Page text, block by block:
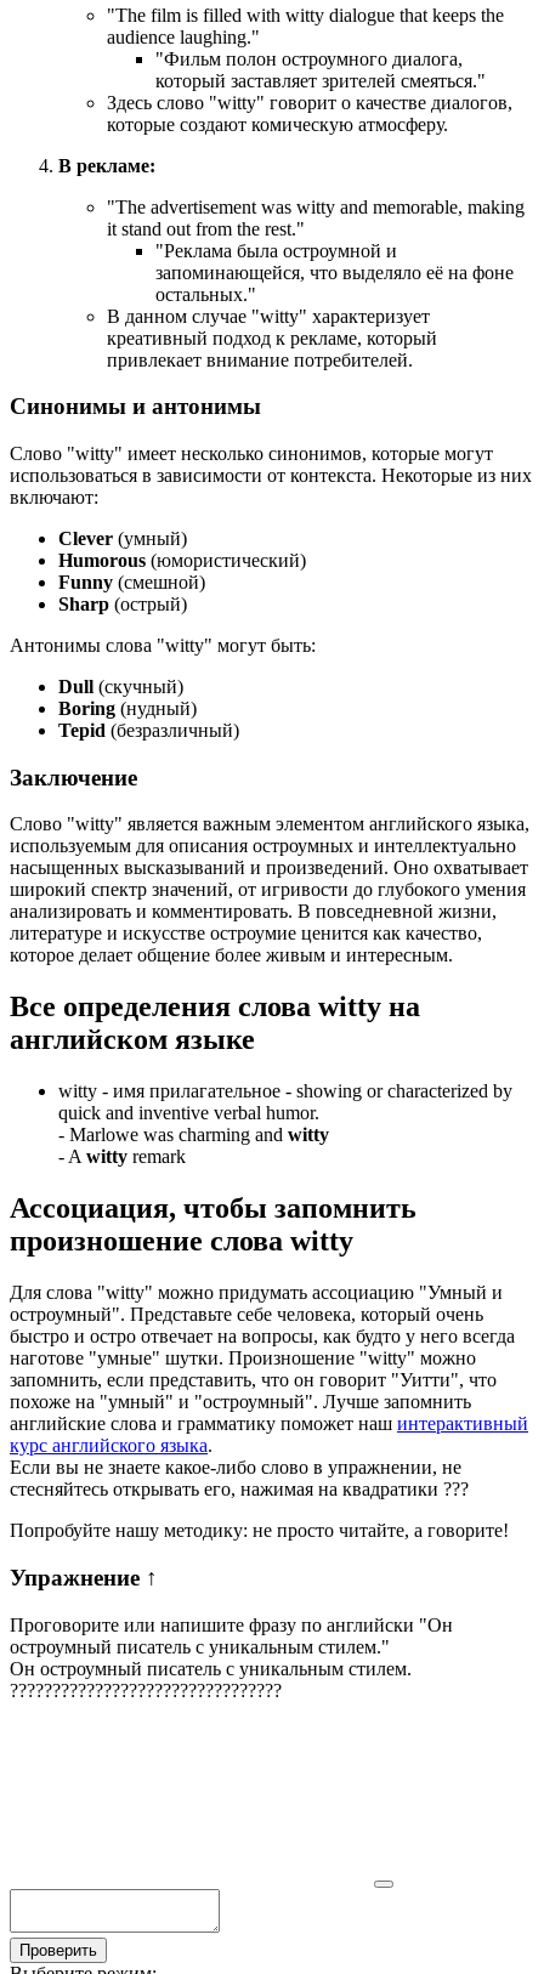
"The film is filled with witty dialogue that keeps the
audience laughing."
"Фильм полон остроумного диалога,
который заставляет зрителей смеяться."
Здесь слово "witty" говорит о качестве диалогов,
которые создают комическую атмосферу.
В рекламе:
"The advertisement was witty and memorable, making
it stand out from the rest."
"Реклама была остроумной и
запоминающейся, что выделяло её на фоне
остальных."
В данном случае "witty" характеризует
креативный подход к рекламе, который
привлекает внимание потребителей.
Синонимы и антонимы
Слово "witty" имеет несколько синонимов, которые могут
использоваться в зависимости от контекста. Некоторые из них
включают:
Clever (умный)
Humorous (юмористический)
Funny (смешной)
Sharp (острый)
Антонимы слова "witty" могут быть:
Dull (скучный)
Boring (нудный)
Tepid (безразличный)
Заключение
Слово "witty" является важным элементом английского языка,
используемым для описания остроумных и интеллектуально
насыщенных высказываний и произведений. Оно охватывает
широкий спектр значений, от игривости до глубокого умения
анализировать и комментировать. В повседневной жизни,
литературе и искусстве остроумие ценится как качество,
которое делает общение более живым и интересным.
Все определения слова witty на
английском языке
witty - имя прилагательное - showing or characterized by
quick and inventive verbal humor.
- Marlowe was charming and witty
- A witty remark
Ассоциация, чтобы запомнить
произношение слова witty
Для слова "witty" можно придумать ассоциацию "Умный и
остроумный". Представьте себе человека, который очень
быстро и остро отвечает на вопросы, как будто у него всегда
наготове "умные" шутки. Произношение "witty" можно
запомнить, если представить, что он говорит "Уитти", что
похоже на "умный" и "остроумный". Лучше запомнить
английские слова и грамматику поможет наш интерактивный
курс английского языка.
Если вы не знаете какое-либо слово в упражнении, не
стесняйтесь открывать его, нажимая на квадратики ???
Попробуйте нашу методику: не просто читайте, а говорите!
Упражнение ↑
Проговорите или напишите фразу по английски "Он
остроумный писатель с уникальным стилем."
Он остроумный писатель с уникальным стилем.
????????????????????????????????
Проверить